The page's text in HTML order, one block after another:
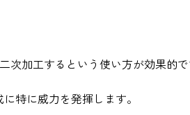
加工するという使い方が効果的で
特に威力を発揮します。